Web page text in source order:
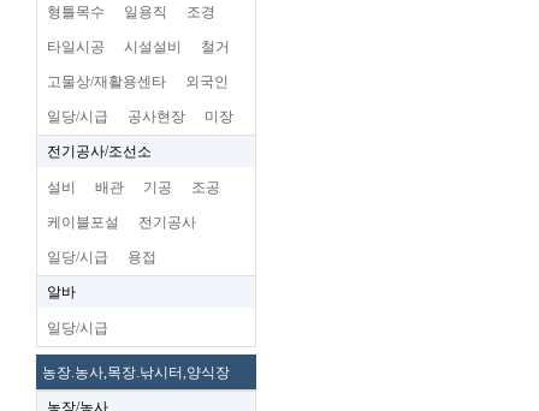
형틀목수 일용직 조경
타일시공 시설설비 철거
고물상/재활용센타 외국인
일당/시급 공사현장 미장
전기공사/조선소
설비 배관 기공 조공
케이블포설 전기공사
일당/시급 용접
알바
일당/시급
농장.농사,목장.낚시터,양식장
농장/농사